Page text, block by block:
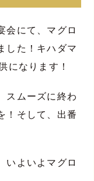
会にて、マグロ
した！キハダマ
になります！
スムーズに終わ
！そして、出番
いよいよマグロ